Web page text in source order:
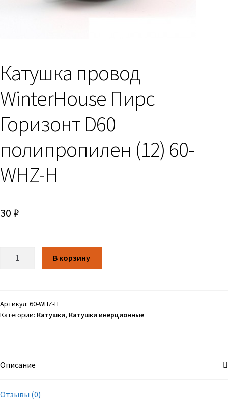
Катушка провод
WinterHouse Пирс
Горизонт D60
полипропилен (12) 60-
WHZ-H
30 ₽
В корзину
Артикул: 60-WHZ-H
Категории: Катушки, Катушки инерционные
Описание
Отзывы (0)